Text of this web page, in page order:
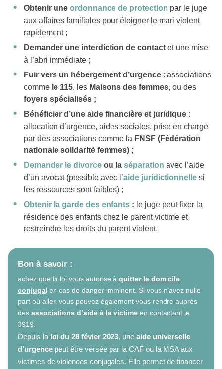
Obtenir une ordonnance de protection par le juge
aux affaires familiales pour éloigner le mari violent
rapidement ;
Demander une interdiction de contact et une mise
à l’abri immédiate ;
Fuir vers un hébergement d’urgence : associations
comme le 115, les Maisons des femmes, ou des
foyers spécialisés ;
Bénéficier d’une aide financière et juridique :
allocation d’urgence, aides sociales, prise en charge
par des associations comme la FNSF (Fédération
nationale solidarité femmes) ;
Demander le divorce ou la séparation avec l’aide
d’un avocat (possible avec l’aide juridictionnelle si
les ressources sont faibles) ;
Obtenir la garde des enfants : le juge peut fixer la
résidence des enfants chez le parent victime et
restreindre les droits du parent violent.
Bon à savoir :
achez que la loi vous autorise à quitter le domicile
conjugal en cas de danger imminent. Si vous n’avez nulle
part où aller, vous pouvez également vous rendre auprès
des associations d’aide à la victime en contactant le
3919.
Depuis la loi du 28 févier 2023, une aide universelle
d’urgence peut être versée par la CAF ou la MSA aux
victimes de violences conjugales. Elle permet de financer